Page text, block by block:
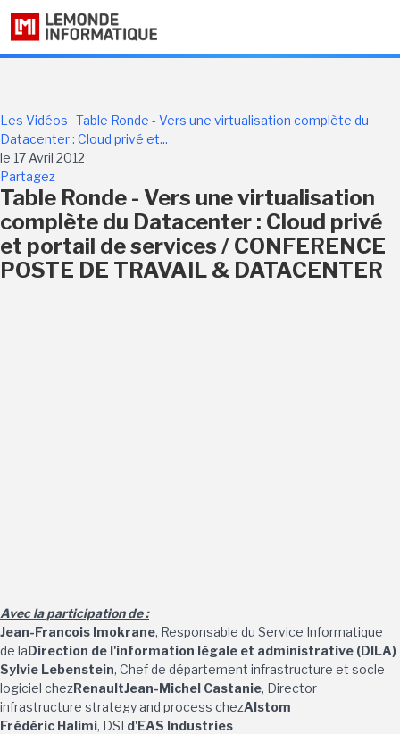
Les Vidéos Table Ronde - Vers une virtualisation complète du
Datacenter : Cloud privé et...
le 17 Avril 2012
Partagez
Table Ronde - Vers une virtualisation
complète du Datacenter : Cloud privé
et portail de services / CONFERENCE
POSTE DE TRAVAIL & DATACENTER
Avec la participation de :
Jean-Francois Imokrane, Responsable du Service Informatique
de laDirection de l'information légale et administrative (DILA)
Sylvie Lebenstein, Chef de département infrastructure et socle
logiciel chezRenaultJean-Michel Castanie, Director
infrastructure strategy and process chezAlstom
Frédéric Halimi, DSI d'EAS Industries